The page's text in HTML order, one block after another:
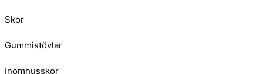
Skor
Gummistövlar
Inomhusskor